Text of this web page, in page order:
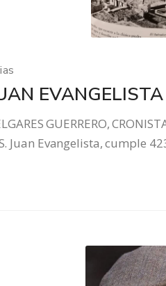
EVANGELISTA
GUERRERO,
Juan Evangelista, cumple